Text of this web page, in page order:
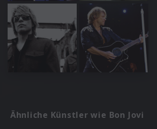
Ähnliche Künstler wie Bon Jovi